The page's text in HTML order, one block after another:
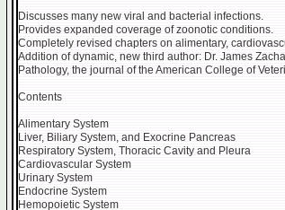
Discusses many new viral and bacterial infections.
Provides expanded coverage of zoonotic conditions.
Completely revised chapters on alimentary,
Addition of dynamic, new third author: Dr. James
Pathology, the journal of the American College of
Contents
Alimentary System
Liver, Biliary System, and Exocrine Pancreas
Respiratory System, Thoracic Cavity and Pleura
Cardiovascular System
Urinary System
Endocrine System
Hemopoietic System